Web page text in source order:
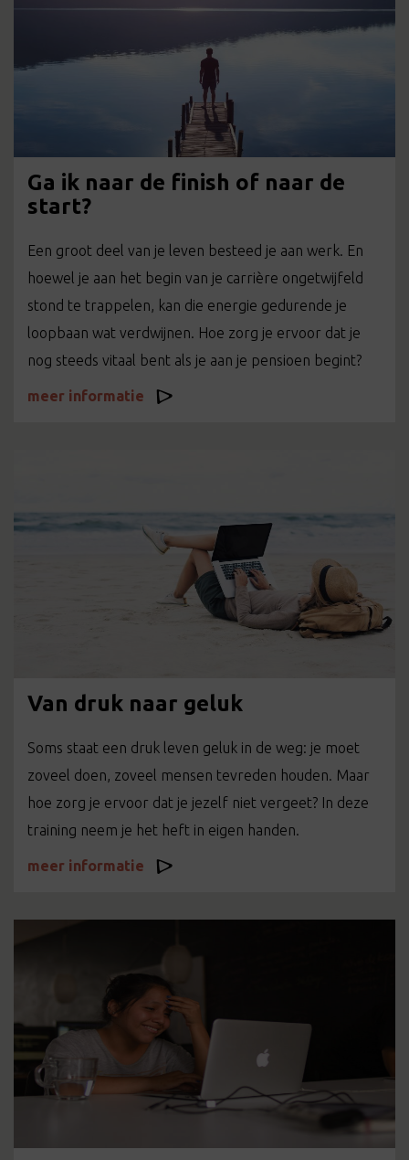
Ga ik naar de finish of naar de
start?
Een groot deel van je leven besteed je aan werk. En
hoewel je aan het begin van je carrière ongetwijfeld
stond te trappelen, kan die energie gedurende je
loopbaan wat verdwijnen. Hoe zorg je ervoor dat je
nog steeds vitaal bent als je aan je pensioen begint?
meer informatie
Van druk naar geluk
Soms staat een druk leven geluk in de weg: je moet
zoveel doen, zoveel mensen tevreden houden. Maar
hoe zorg je ervoor dat je jezelf niet vergeet? In deze
training neem je het heft in eigen handen.
meer informatie